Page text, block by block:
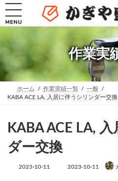
コ
テ
へ
ッ
プ
ナ
ゲ
ョ
移
動
作業実
ホーム 作業実績一覧
一般
KABA ACE LA, 入居に伴うシリンダー交換
KABA ACE LA,
ダー交換
2023-10-11
最
2023-10-11